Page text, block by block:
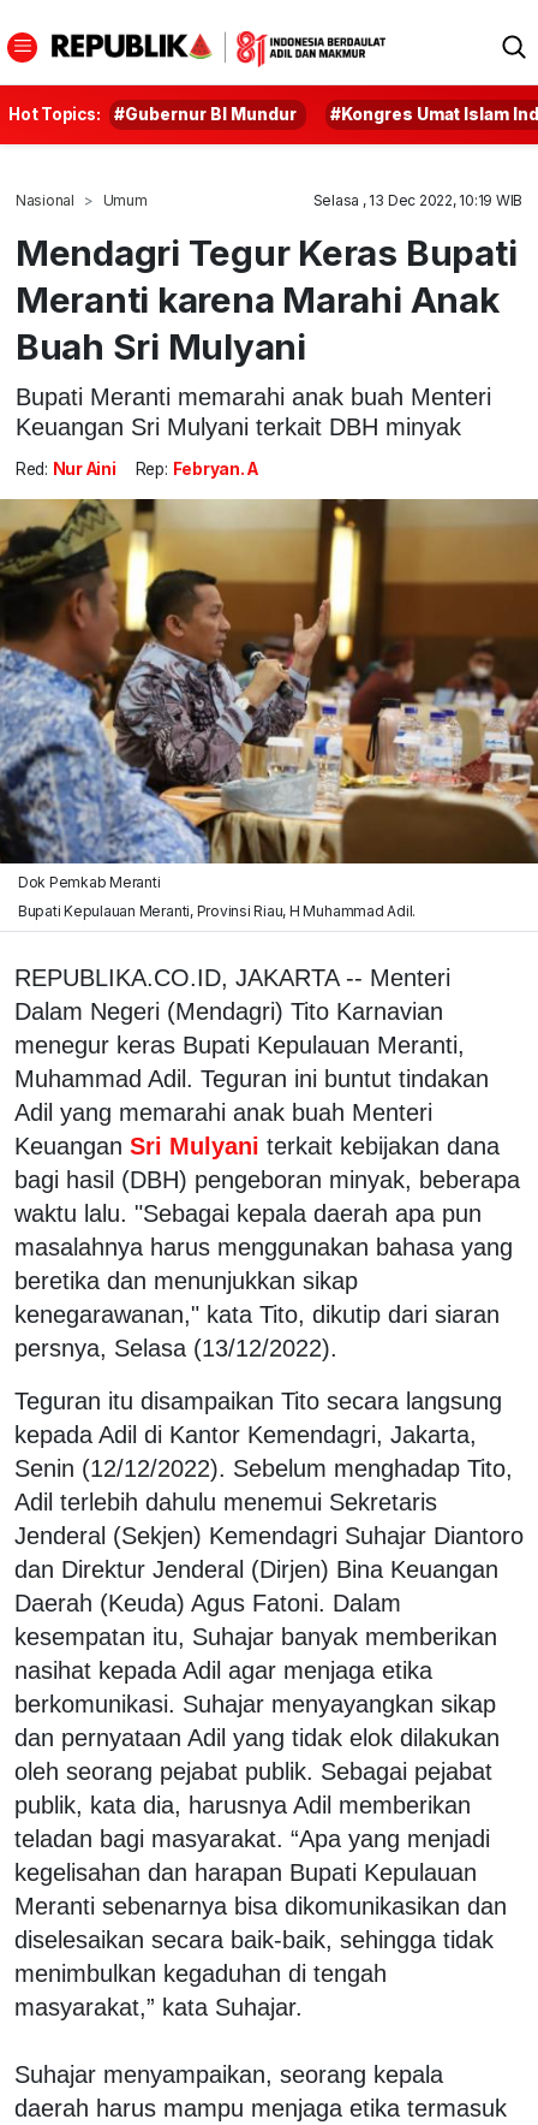
Hot Topics: #Gubernur BI Mundur #Kongres Umat Islam
Nasional Umum Selasa , 13 Dec 2022, 10:19 WIB
Mendagri Tegur Keras Bupati
Meranti karena Marahi Anak
Buah Sri Mulyani
Bupati Meranti memarahi anak buah Menteri
Keuangan Sri Mulyani terkait DBH minyak
Red: Nur Aini Rep: Febryan. A
Dok Pemkab Meranti
Bupati Kepulauan Meranti, Provinsi Riau, H Muhammad Adil.
REPUBLIKA.CO.ID, JAKARTA -- Menteri
Dalam Negeri (Mendagri) Tito Karnavian
menegur keras Bupati Kepulauan Meranti,
Muhammad Adil. Teguran ini buntut tindakan
Adil yang memarahi anak buah Menteri
Keuangan Sri Mulyani terkait kebijakan dana
bagi hasil (DBH) pengeboran minyak, beberapa
waktu lalu. "Sebagai kepala daerah apa pun
masalahnya harus menggunakan bahasa yang
beretika dan menunjukkan sikap
kenegarawanan," kata Tito, dikutip dari siaran
persnya, Selasa (13/12/2022).
Teguran itu disampaikan Tito secara langsung
kepada Adil di Kantor Kemendagri, Jakarta,
Senin (12/12/2022). Sebelum menghadap Tito,
Adil terlebih dahulu menemui Sekretaris
Jenderal (Sekjen) Kemendagri Suhajar Diantoro
dan Direktur Jenderal (Dirjen) Bina Keuangan
Daerah (Keuda) Agus Fatoni. Dalam
kesempatan itu, Suhajar banyak memberikan
nasihat kepada Adil agar menjaga etika
berkomunikasi. Suhajar menyayangkan sikap
dan pernyataan Adil yang tidak elok dilakukan
oleh seorang pejabat publik. Sebagai pejabat
publik, kata dia, harusnya Adil memberikan
teladan bagi masyarakat. “Apa yang menjadi
kegelisahan dan harapan Bupati Kepulauan
Meranti sebenarnya bisa dikomunikasikan dan
diselesaikan secara baik-baik, sehingga tidak
menimbulkan kegaduhan di tengah
masyarakat,” kata Suhajar.
Suhajar menyampaikan, seorang kepala
daerah harus mampu menjaga etika termasuk